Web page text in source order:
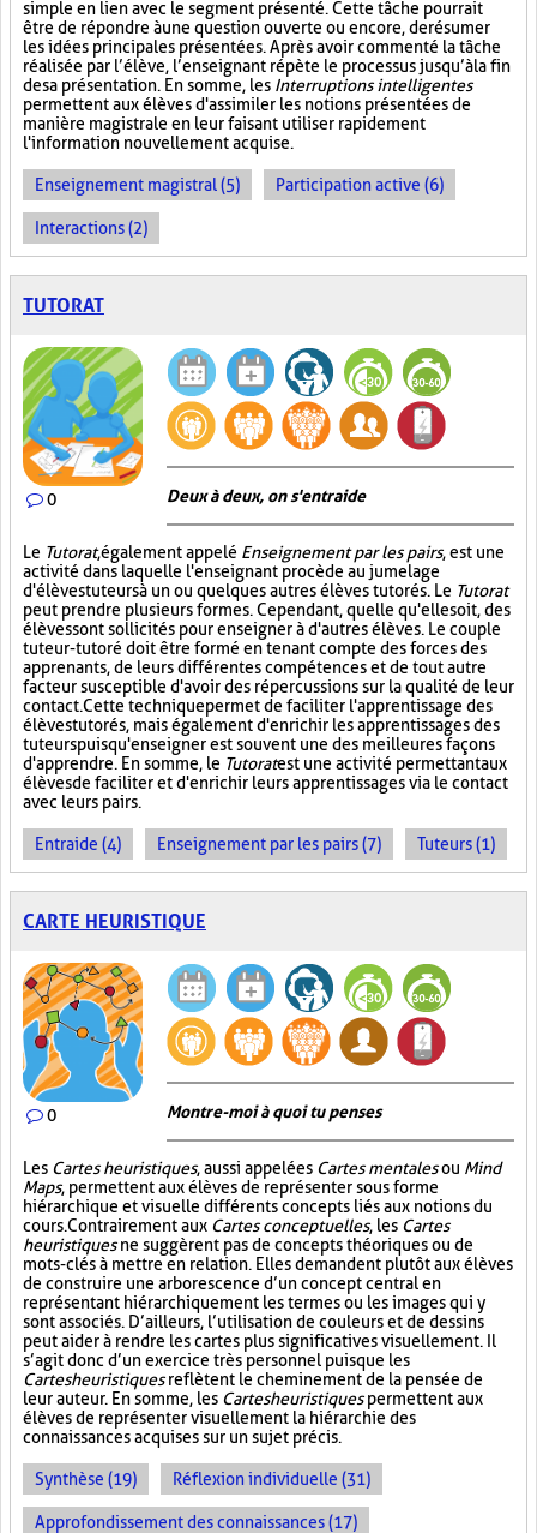
simple en lien avec le segment présenté. Cette tâche pourrait
être de répondre à une question ouverte ou encore, de résumer
les idées principales présentées. Après avoir commenté la tâche
réalisée par l’élève, l’enseignant répète le processus jusqu’à la fin
de sa présentation. En somme, les Interruptions intelligentes
permettent aux élèves d'assimiler les notions présentées de
manière magistrale en leur faisant utiliser rapidement
l'information nouvellement acquise.
Enseignement magistral (5) Participation active (6)
Interactions (2)
TUTORAT
0 Deux à deux, on s'entraide
Le Tutorat, également appelé Enseignement par les pairs, est une
activité dans laquelle l'enseignant procède au jumelage
d'élèves tuteurs à un ou quelques autres élèves tutorés. Le Tutorat
peut prendre plusieurs formes. Cependant, quelle qu'elle soit, des
élèves sont sollicités pour enseigner à d'autres élèves. Le couple
tuteur-tutoré doit être formé en tenant compte des forces des
apprenants, de leurs différentes compétences et de tout autre
facteur susceptible d'avoir des répercussions sur la qualité de leur
contact. Cette technique permet de faciliter l'apprentissage des
élèves tutorés, mais également d'enrichir les apprentissages des
tuteurs puisqu'enseigner est souvent une des meilleures façons
d'apprendre. En somme, le Tutoratest une activité permettant aux
élèves de faciliter et d'enrichir leurs apprentissages via le contact
avec leurs pairs.
Entraide (4) Enseignement par les pairs (7) Tuteurs (1)
CARTE HEURISTIQUE
0 Montre-moi à quoi tu penses
Les Cartes heuristiques, aussi appelées Cartes mentalesou Mind
Maps, permettent aux élèves de représenter sous forme
hiérarchique et visuelle différents concepts liés aux notions du
cours. Contrairement aux Cartes conceptuelles, les Cartes
heuristiquesne suggèrent pas de concepts théoriques ou de
mots-clés à mettre en relation. Elles demandent plutôt aux élèves
de construire une arborescence d’un concept central en
représentant hiérarchiquement les termes ou les images qui y
sont associés. D’ailleurs, l’utilisation de couleurs et de dessins
peut aider à rendre les cartes plus significatives visuellement. Il
s’agit donc d’un exercice très personnel puisque les
Cartes heuristiquesreflètent le cheminement de la pensée de
leur auteur. En somme, les Cartes heuristiquespermettent aux
élèves de représenter visuellement la hiérarchie des
connaissances acquises sur un sujet précis.
Synthèse (19) Réflexion individuelle (31)
Approfondissement des connaissances (17)